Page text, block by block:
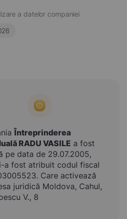
a datelor companiei
Întreprinderea
RADU VASILE a fost
pe data de 29.07.2005,
a fost atribuit codul fiscal
Care activează
juridică Moldova, Cahul,
V., 8